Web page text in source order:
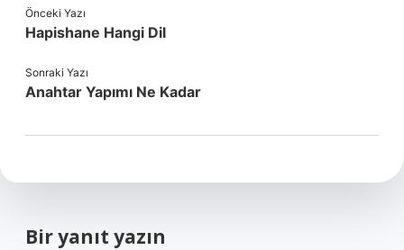
Önceki Yazı
Hapishane Hangi Dil
Sonraki Yazı
Anahtar Yapımı Ne Kadar
Bir yanıt yazın